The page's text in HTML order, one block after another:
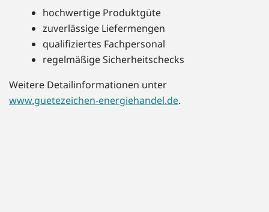
hochwertige Produktgüte
zuverlässige Liefermengen
qualifiziertes Fachpersonal
regelmäßige Sicherheitschecks
Weitere Detailinformationen unter
www.guetezeichen-energiehandel.de.